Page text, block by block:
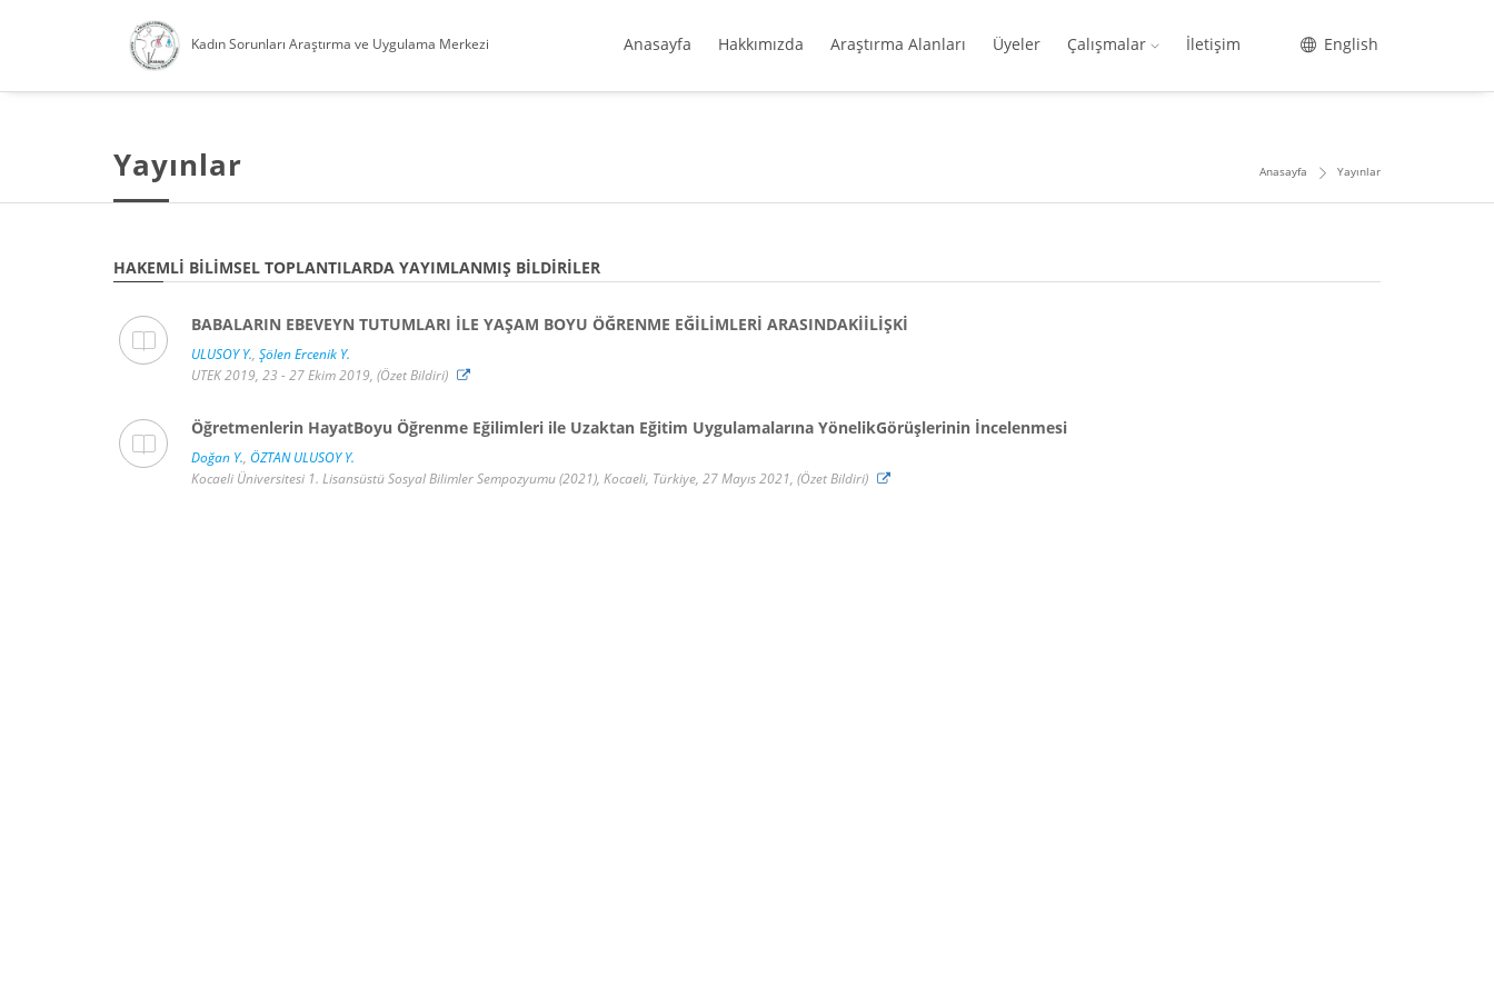
Kadın Sorunları Araştırma ve Uygulama Merkezi Anasayfa Hakkımızda Araştırma Alanları Üyeler Çalışmalar İletişim English
Yayınlar Anasayfa Yayınlar
HAKEMLI BILIMSEL TOPLANTILARDA YAYIMLANMIŞ BILDIRILER
BABALARIN EBEVEYN TUTUMLARI İLE YAŞAM BOYU ÖĞRENME EĞİLİMLERİ ARASINDAKİİLİŞKİ
ULUSOY Y., Şölen Ercenik Y.
UTEK 2019, 23 - 27 Ekim 2019, (Özet Bildiri)
Öğretmenlerin HayatBoyu Öğrenme Eğilimleri ile Uzaktan Eğitim Uygulamalarına YönelikGörüşlerinin İncelenmesi
Doğan Y., ÖZTAN ULUSOY Y.
Kocaeli Üniversitesi 1. Lisansüstü Sosyal Bilimler Sempozyumu (2021), Kocaeli, Türkiye, 27 Mayıs 2021, (Özet Bildiri)